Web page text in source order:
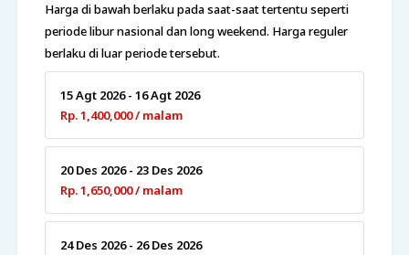
Harga di bawah berlaku pada saat-saat tertentu seperti
periode libur nasional dan long weekend. Harga reguler
berlaku di luar periode tersebut.
15 Agt 2026 - 16 Agt 2026
Rp. 1,400,000 / malam
20 Des 2026 - 23 Des 2026
Rp. 1,650,000 / malam
24 Des 2026 - 26 Des 2026